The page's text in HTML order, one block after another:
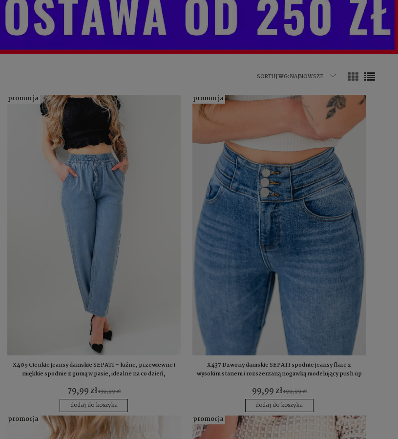
SORTUJ WG:NAJNOWSZE
X409 Cienkie jeansy damskie SEPATI – luźne, przewiewne i
miękkie spodnie z gumą w pasie, idealne na co dzień,
79,99 zł139,99 zł
dodaj do koszyka
promocja
X437 Dzwony damskie SEPATI spodnie jeansy flare z
wysokim stanem i rozszerzaną nogawką modelujący push up
99,99 zł199,99 zł
dodaj do koszyka
promocja
promocja promocja